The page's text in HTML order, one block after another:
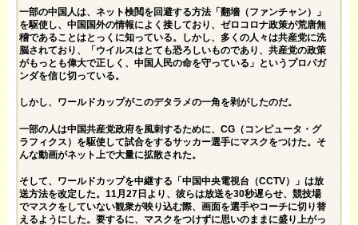
一部の中国人は、ネット検閲を回避する方法「翻墻（ファンチャン）」
を駆使し、中国国外の情報によく接しており、ゼロコロナ政策が荒唐無
稽であることはとっくに知っている。しかし、多くの人々は共産党に洗
脳されており、「ウイルスはとても恐ろしいものであり、共産党の政策
がもっとも偉大で正しく、中国人民の命を守っている」というプロパガ
ンダを信じ切っている。
しかし、ワールドカップがこのデタラメの一角を剥がしたのだ。
一部の人は中国共産党政府を風刺するために、CG（コンピュータ・グ
ラフィクス）を駆使して試合をするサッカー選手にマスクをつけた。そ
んな動画がネット上で大量に拡散された。
そして、ワールドカップを中継する「中国中央電視台（CCTV）」は放
送方法を改定した。11月27日より、彼らは放送を30秒遅らせ、競技場
でマスクをしていない観衆が映り込む際、画面を選手やコーチに切り替
えるようにした。要するに、マスクをつけずに思いのままに盛り上がっ